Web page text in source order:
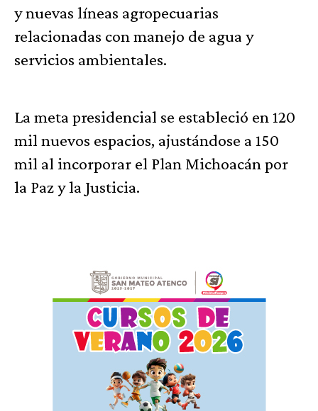
y nuevas líneas agropecuarias
relacionadas con manejo de agua y
servicios ambientales.
La meta presidencial se estableció en 120
mil nuevos espacios, ajustándose a 150
mil al incorporar el Plan Michoacán por
la Paz y la Justicia.